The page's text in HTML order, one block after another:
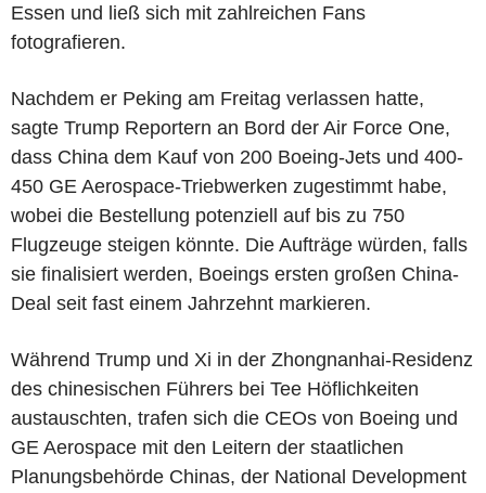
Essen und ließ sich mit zahlreichen Fans
fotografieren.
Nachdem er Peking am Freitag verlassen hatte,
sagte Trump Reportern an Bord der Air Force One,
dass China dem Kauf von 200 Boeing-Jets und 400-
450 GE Aerospace-Triebwerken zugestimmt habe,
wobei die Bestellung potenziell auf bis zu 750
Flugzeuge steigen könnte. Die Aufträge würden, falls
sie finalisiert werden, Boeings ersten großen China-
Deal seit fast einem Jahrzehnt markieren.
Während Trump und Xi in der Zhongnanhai-Residenz
des chinesischen Führers bei Tee Höflichkeiten
austauschten, trafen sich die CEOs von Boeing und
GE Aerospace mit den Leitern der staatlichen
Planungsbehörde Chinas, der National Development